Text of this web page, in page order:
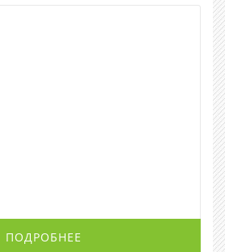
ПОДРОБНЕЕ